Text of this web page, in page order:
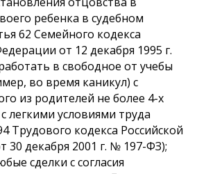
ребенка в судебном
62 Семейного кодекса
от 12 декабря 1995 г.
в свободное от учебы
во время каникул) с
из родителей не более 4-х
легкими условиями труда
Трудового кодекса Российской
30 декабря 2001 г. № 197-ФЗ);
сделки с согласия